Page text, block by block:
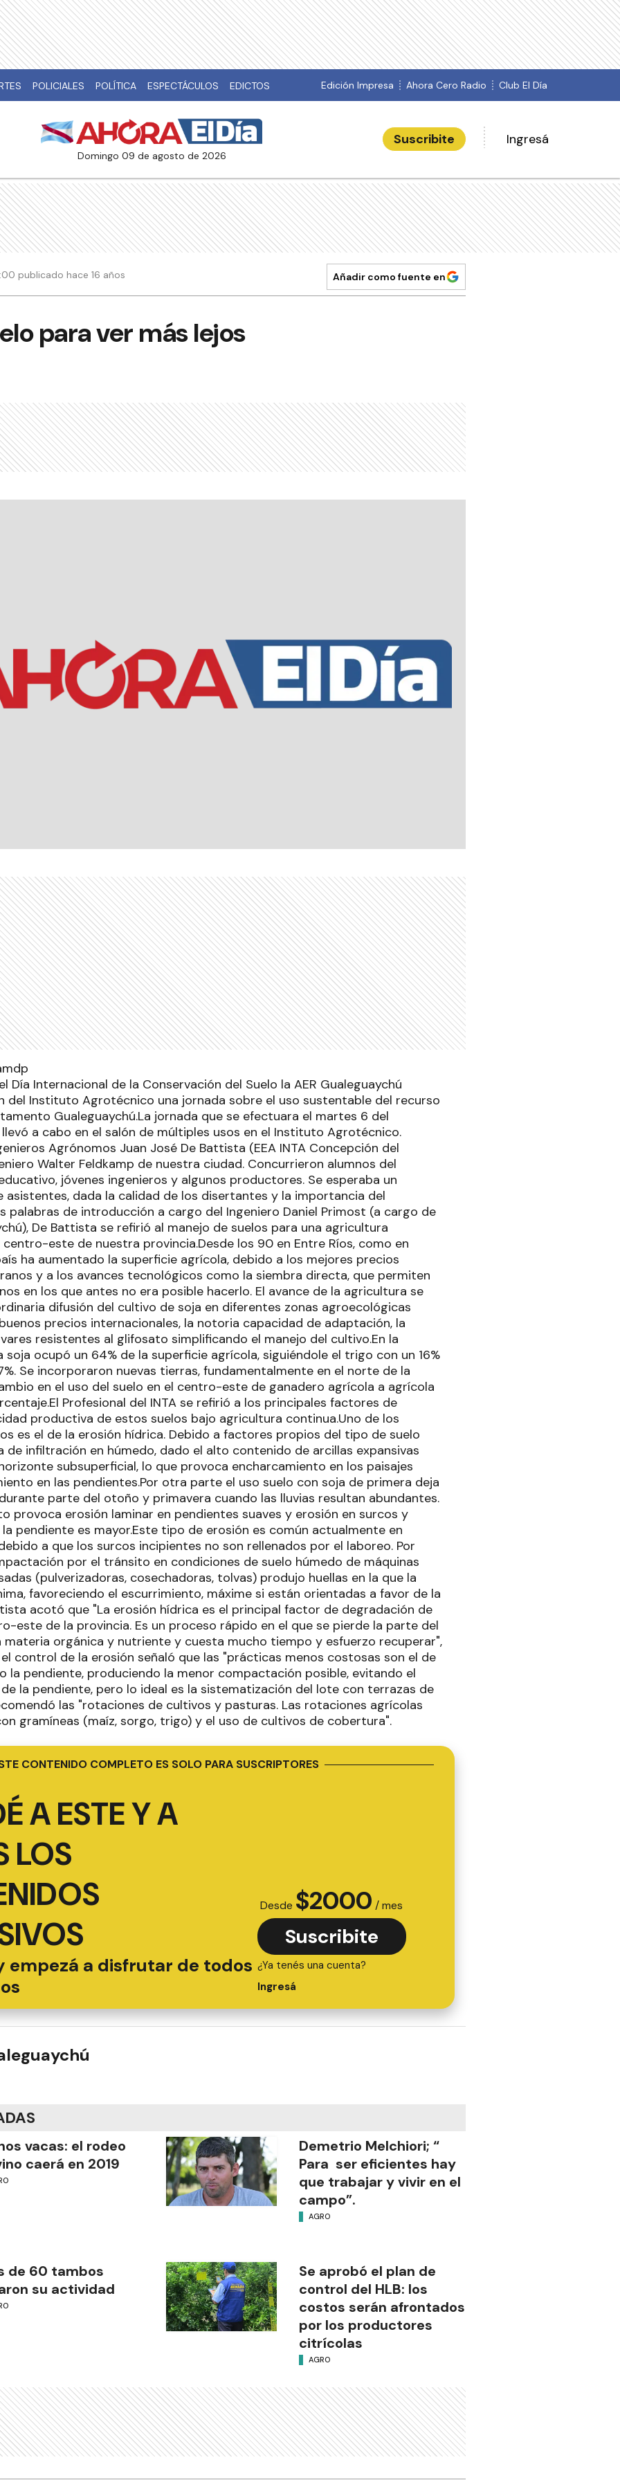
POLICIALES POLÍTICA ESPECTÁCULOS EDICTOS Edición Impresa Ahora Cero Radio Club El Día
domingo 09 de agosto de 2026
Suscribite Ingresá
publicado hace 16 años Añadir como fuente en
para ver más lejos
Día Internacional de la Conservación del Suelo la AER Gualeguaychú
del Instituto Agrotécnico una jornada sobre el uso sustentable del recurso
Gualeguaychú.La jornada que se efectuara el martes 6 del
a cabo en el salón de múltiples usos en el Instituto Agrotécnico.
Agrónomos Juan José De Battista (EEA INTA Concepción del
Walter Feldkamp de nuestra ciudad. Concurrieron alumnos del
jóvenes ingenieros y algunos productores. Se esperaba un
asistentes, dada la calidad de los disertantes y la importancia del
palabras de introducción a cargo del Ingeniero Daniel Primost (a cargo de
De Battista se refirió al manejo de suelos para una agricultura
este de nuestra provincia.Desde los 90 en Entre Ríos, como en
ha aumentado la superficie agrícola, debido a los mejores precios
y a los avances tecnológicos como la siembra directa, que permiten
en los que antes no era posible hacerlo. El avance de la agricultura se
difusión del cultivo de soja en diferentes zonas agroecológicas
precios internacionales, la notoria capacidad de adaptación, la
resistentes al glifosato simplificando el manejo del cultivo.En la
soja ocupó un 64% de la superficie agrícola, siguiéndole el trigo con un 16%
Se incorporaron nuevas tierras, fundamentalmente en el norte de la
en el uso del suelo en el centro-este de ganadero agrícola a agrícola
Profesional del INTA se refirió a los principales factores de
productiva de estos suelos bajo agricultura continua.Uno de los
es el de la erosión hídrica. Debido a factores propios del tipo de suelo
de infiltración en húmedo, dado el alto contenido de arcillas expansivas
subsuperficial, lo que provoca encharcamiento en los paisajes
en las pendientes.Por otra parte el uso suelo con soja de primera deja
parte del otoño y primavera cuando las lluvias resultan abundantes.
provoca erosión laminar en pendientes suaves y erosión en surcos y
pendiente es mayor.Este tipo de erosión es común actualmente en
a que los surcos incipientes no son rellenados por el laboreo. Por
por el tránsito en condiciones de suelo húmedo de máquinas
(pulverizadoras, cosechadoras, tolvas) produjo huellas en la que la
favoreciendo el escurrimiento, máxime si están orientadas a favor de la
acotó que "La erosión hídrica es el principal factor de degradación de
este de la provincia. Es un proceso rápido en el que se pierde la parte del
materia orgánica y nutriente y cuesta mucho tiempo y esfuerzo recuperar",
control de la erosión señaló que las "prácticas menos costosas son el de
la pendiente, produciendo la menor compactación posible, evitando el
la pendiente, pero lo ideal es la sistematización del lote con terrazas de
las "rotaciones de cultivos y pasturas. Las rotaciones agrícolas
gramíneas (maíz, sorgo, trigo) y el uso de cultivos de cobertura".
CONTENIDO COMPLETO ES SOLO PARA SUSCRIPTORES
A ESTE Y A
LOS
empezá a disfrutar de todos
Desde $2000 / mes
Suscribite
¿Ya tenés una cuenta?
Ingresá
vacas: el rodeo
caerá en 2019
Demetrio Melchiori; “
Para ser eficientes hay
que trabajar y vivir en el
campo”.
AGRO
de 60 tambos
su actividad
Se aprobó el plan de
control del HLB: los
costos serán afrontados
por los productores
citrícolas
AGRO